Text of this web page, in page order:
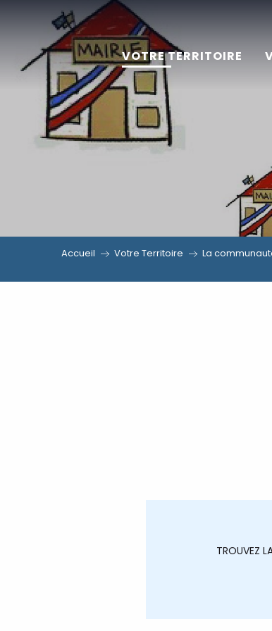
contenu
principal
VOTRE TERRITOIRE
Accueil Votre Territoire La
TROUVEZ